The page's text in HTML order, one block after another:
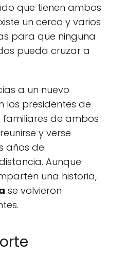
que tienen ambos
un cerco y varios
para que ninguna
pueda cruzar a
a un nuevo
los presidentes de
de ambos
y verse
años de
Aunque
una historia,
se volvieron